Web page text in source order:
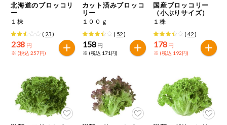
北海道のブロッコリ
ー
１株
( 23)
238 円
※ (税込 257円)
カット済みブロッコ
リー
１００ｇ
( 52)
158 円
※ (税込 171円)
国産ブロッコリー
（小ぶりサイズ）
１株
( 42)
178 円
※ (税込 192円)